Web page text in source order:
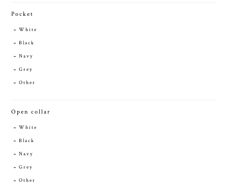
Pocket
White
Black
Navy
Grey
Other
Open collar
White
Black
Navy
Grey
Other